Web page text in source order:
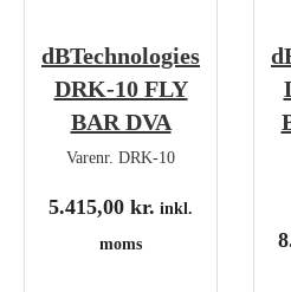
dBTechnologies
DRK-10 FLY
BAR DVA
Varenr. DRK-10
5.415,00 kr. inkl.
moms